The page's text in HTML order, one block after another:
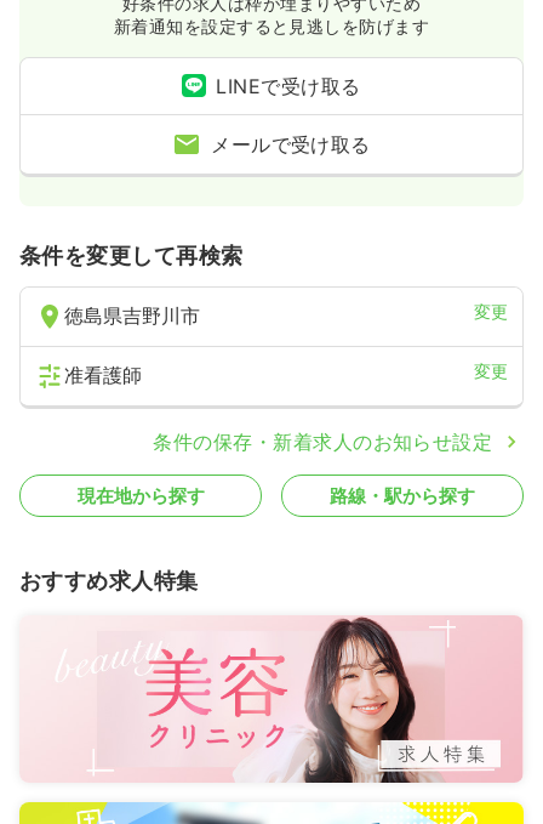
新着通知を設定すると見逃しを防げます
LINEで受け取る
メールで受け取る
条件を変更して再検索
徳島県吉野川市 変更
准看護師 変更
条件の保存・新着求人のお知らせ設定
現在地から探す 路線・駅から探す
おすすめ求人特集